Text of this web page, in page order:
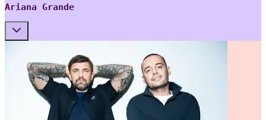
Ariana Grande